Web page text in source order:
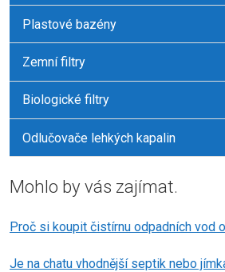
Plastové bazény
Zemní filtry
Biologické filtry
Odlučovače lehkých kapalin
Mohlo by vás zajímat.
Proč si koupit čistírnu odpadních vod
Je na chatu vhodnější septik nebo